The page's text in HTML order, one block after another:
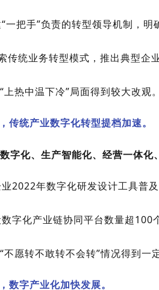
一把手”负责的转型领导机制，明
传统业务转型模式，推出典型
上热中温下冷”局面得到较大改观
传统产业数字化转型提档加速。
字化、生产智能化、经营一体化
2022年数字化研发设计工具普
字化产业链协同平台数量超
不愿转不敢转不会转”情况得到一
数字产业化加快发展。